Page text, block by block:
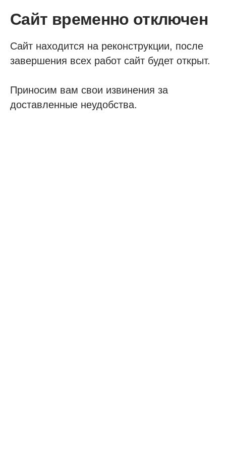
Сайт временно отключен
Сайт находится на реконструкции, после
завершения всех работ сайт будет открыт.
Приносим вам свои извинения за
доставленные неудобства.